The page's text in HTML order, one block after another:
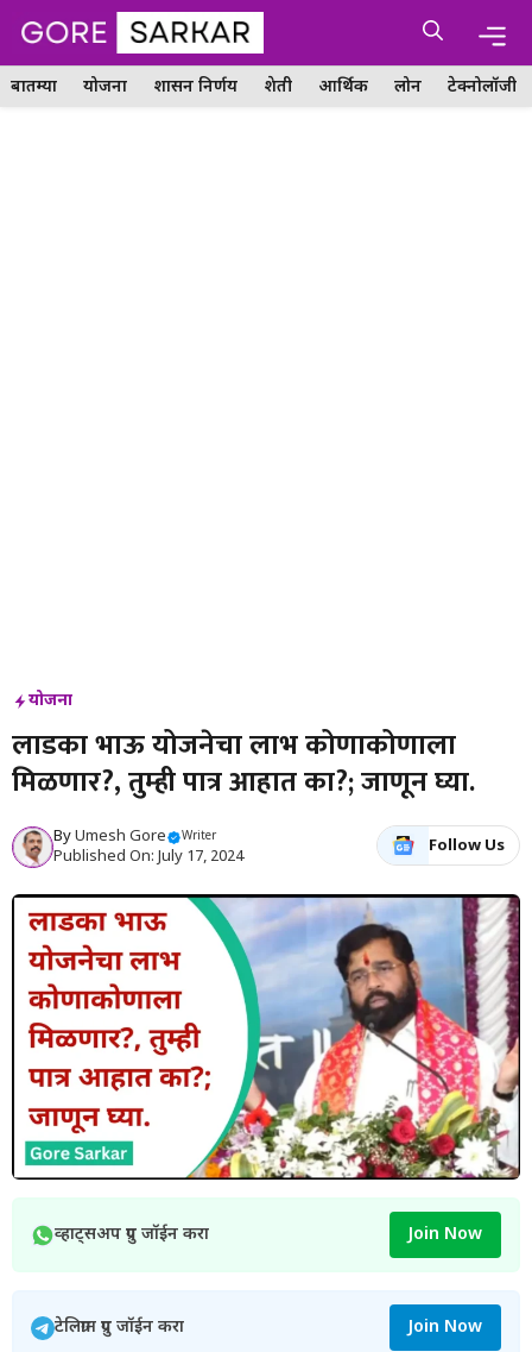
Skip
content
बातम्या योजना शासन निर्णय शेती आर्थिक लोन टेक्नोलॉजी
योजना
लाडका भाऊ योजनेचा लाभ कोणाकोणाला
मिळणार?, तुम्ही पात्र आहात का?; जाणून घ्या.
ByUmesh Gore Writer
Published On: July 17, 2024
Follow Us
व्हाट्सअप ग्रुप जॉईन करा Join Now
टेलिग्राम ग्रुप जॉईन करा Join Now